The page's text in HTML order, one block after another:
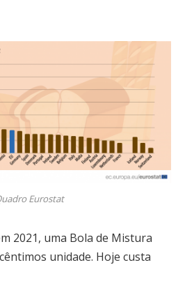
Eurostat
2021, uma Bola de Mistura
unidade. Hoje custa